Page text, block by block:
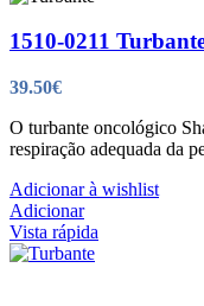
1510-0211
39.50€
O turbante oncológico
respiração adequada da
Adicionar à wishlist
Adicionar
Vista rápida